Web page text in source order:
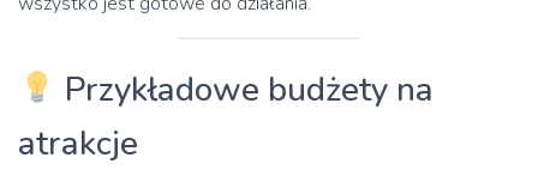
Przykładowe budżety na
atrakcje